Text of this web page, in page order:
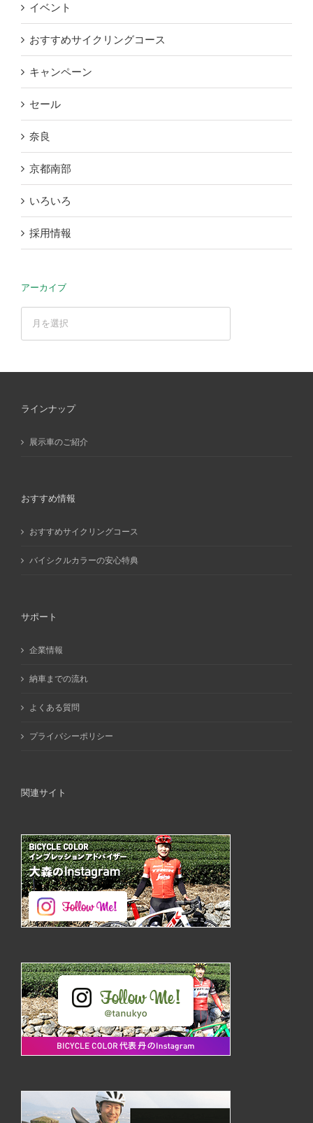
イベント
おすすめサイクリングコース
キャンペーン
セール
奈良
京都南部
いろいろ
採用情報
アーカイブ
ラインナップ
展示車のご紹介
おすすめ情報
おすすめサイクリングコース
バイシクルカラーの安心特典
サポート
企業情報
納車までの流れ
よくある質問
プライバシーポリシー
関連サイト